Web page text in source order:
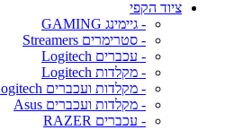
ציוד הקפי
- גיימינג GAMING
- סטרימרים Streamers
- עכברים Logitech
- מקלדות Logitech
- מקלדות ועכברים Logitech
- מקלדות ועכברים Asus
- עכברים RAZER